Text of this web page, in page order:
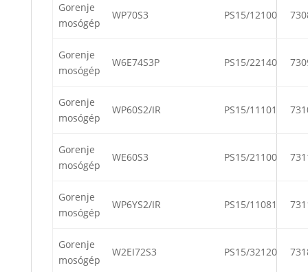
Gorenje
mosógép
WP70S3 PS15/12100
Gorenje
mosógép
W6E74S3P PS15/22140
Gorenje
mosógép
WP60S2/IR PS15/11101
Gorenje
mosógép
WE60S3 PS15/21100
Gorenje
mosógép
WP6YS2/IR PS15/11081
Gorenje
mosógép
W2EI72S3 PS15/32120